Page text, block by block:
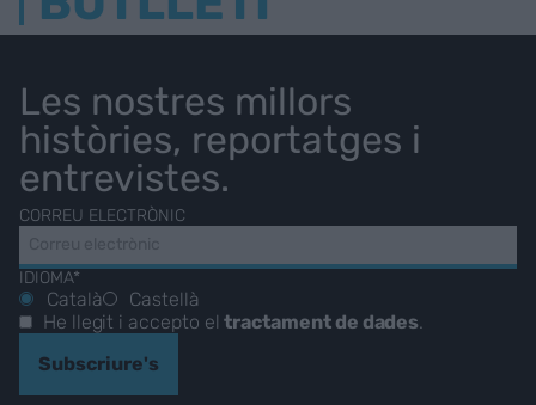
Les nostres millors
històries, reportatges i
entrevistes.
CORREU ELECTRÒNIC
IDIOMA*
Català
Castellà
He llegit i accepto eltractament de dades
Subscriure's